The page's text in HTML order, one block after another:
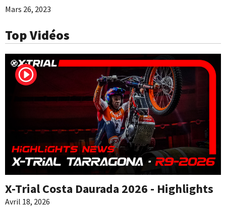
Mars 26, 2023
Top Vidéos
X-Trial Costa Daurada 2026 - Highlights
Avril 18, 2026